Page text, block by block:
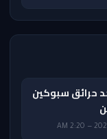
حرائق سبوكين